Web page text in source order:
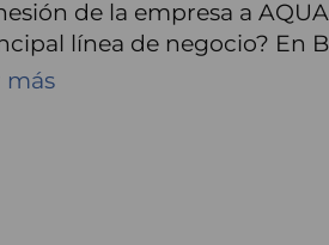
de la empresa a
línea de negocio? En
más